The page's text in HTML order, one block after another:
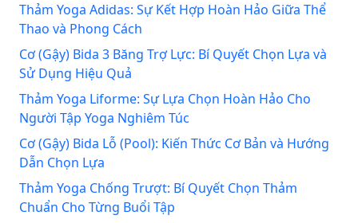
Thảm Yoga Adidas: Sự Kết Hợp Hoàn Hảo Giữa Thể
Thao và Phong Cách
Cơ (Gậy) Bida 3 Băng Trợ Lực: Bí Quyết Chọn Lựa và
Sử Dụng Hiệu Quả
Thảm Yoga Liforme: Sự Lựa Chọn Hoàn Hảo Cho
Người Tập Yoga Nghiêm Túc
Cơ (Gậy) Bida Lỗ (Pool): Kiến Thức Cơ Bản và Hướng
Dẫn Chọn Lựa
Thảm Yoga Chống Trượt: Bí Quyết Chọn Thảm
Chuẩn Cho Từng Buổi Tập